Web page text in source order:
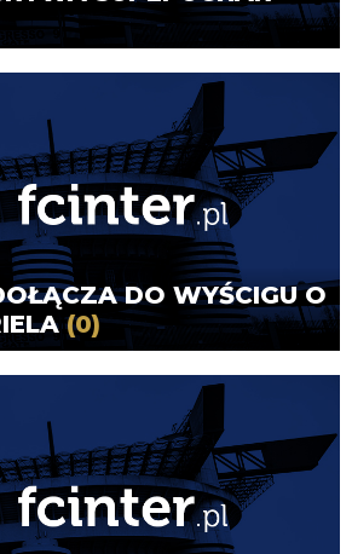
DO WYŚCIGU O
(0)